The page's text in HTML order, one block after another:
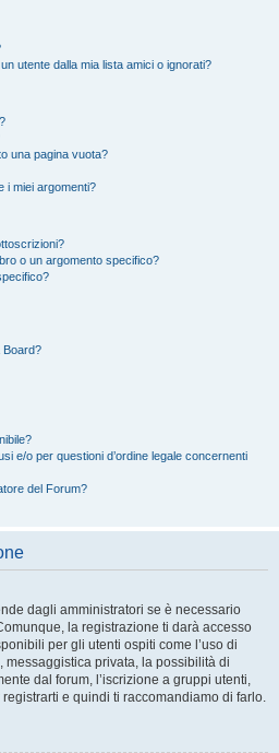
utente dalla mia lista amici o ignorati?
una pagina vuota?
i miei argomenti?
o un argomento specifico?
Board?
e/o per questioni d’ordine legale concernenti
del Forum?
dagli amministratori se è necessario
la registrazione ti darà accesso
per gli utenti ospiti come l’uso di
messaggistica privata, la possibilità di
dal forum, l’iscrizione a gruppi utenti,
e quindi ti raccomandiamo di farlo.